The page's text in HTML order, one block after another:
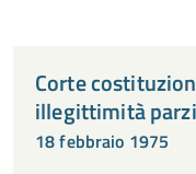
Corte
illegittimità
18 febbraio 1975